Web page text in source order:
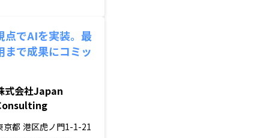
点でAIを実装。最
まで成果にコミッ
式会社Japan
京都 港区虎ノ門1-1-21